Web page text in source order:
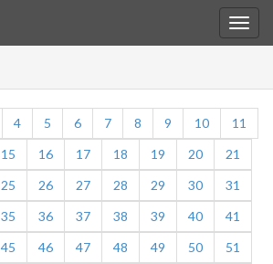
4 5 6 7 8 9 10
11
15 16 17 18 19 20
21
25 26 27 28 29 30
31
35 36 37 38 39 40
41
45 46 47 48 49 50
51